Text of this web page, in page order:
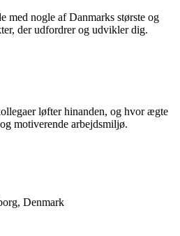
med nogle af Danmarks største og
der udfordrer og udvikler dig.
løfter hinanden, og hvor ægte
motiverende arbejdsmiljø.
Denmark